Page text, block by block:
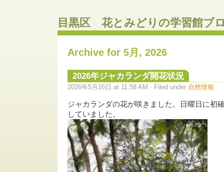
目黒区 花とみどりの学習館ブ
Archive for 5月, 2026
2026年ジャカランダ開花状況
2026年5月26日 at 11:58 AM · Filed under 自然情報
ジャカランダの花が咲きました。日曜日に初
していました。